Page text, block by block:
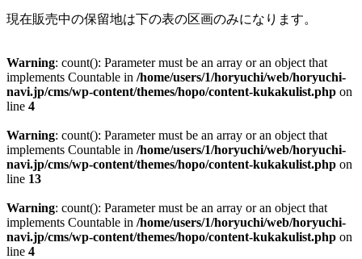
現在販売中の保留地は下の表の区画のみになります。
Warning: count(): Parameter must be an array or an object that
implements Countable in /home/users/1/horyuchi/web/horyuchi-
navi.jp/cms/wp-content/themes/hopo/content-kukakulist.php on
line 4
Warning: count(): Parameter must be an array or an object that
implements Countable in /home/users/1/horyuchi/web/horyuchi-
navi.jp/cms/wp-content/themes/hopo/content-kukakulist.php on
line 13
Warning: count(): Parameter must be an array or an object that
implements Countable in /home/users/1/horyuchi/web/horyuchi-
navi.jp/cms/wp-content/themes/hopo/content-kukakulist.php on
line 4